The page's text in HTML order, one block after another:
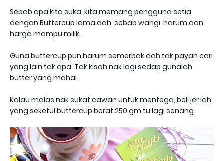
Sebab apa kita suka, kita memang pengguna setia
dengan Buttercup lama dah, sebab wangi, harum dan
harga mampu milik.
Guna buttercup pun harum semerbak dah tak payah cari
yang lain tak apa. Tak kisah nak lagi sedap gunalah
butter yang mahal.
Kalau malas nak sukat cawan untuk mentega, beli jer lah
yang seketul buttercup berat 250 gm tu lagi senang.